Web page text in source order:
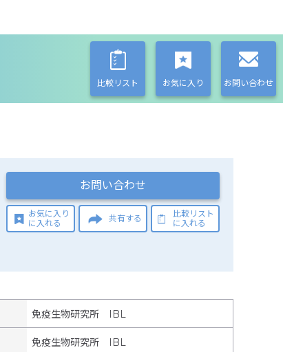
比較リスト お気に入り お問い合わせ
お問い合わせ
お気に入り
に入れる
共有する
比較リスト
に入れる
免疫生物研究所 IBL
免疫生物研究所 IBL